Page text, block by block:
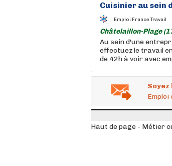
Cuisinier au sein
Emploi France Travail
Châtelaillon-Plage
Au sein d'une
effectuez le travail
de 42h à voir avec
Haut de page - Métier